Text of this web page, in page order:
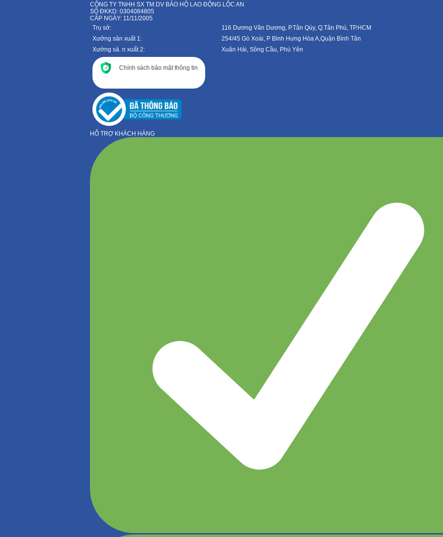
CÔNG TY TNHH SX TM DV BẢO HỘ LAO ĐỘNG LỘC AN
SỐ ĐKKD: 0304084805
CẤP NGÀY: 11/11/2005
Trụ sở:
116 Dương Văn Dương, P.Tân Qúy, Q.Tân Phú, TP.HCM
Xưởng sản xuất 1:
254/45 Gò Xoài, P Bình Hưng Hòa A,Quận Bình Tân
Xưởng sả. n xuất 2:
Xuân Hải, Sông Cầu, Phú Yên
Chính sách bảo mật thông tin
HỖ TRỢ KHÁCH HÀNG